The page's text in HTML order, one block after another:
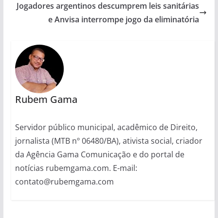
Jogadores argentinos descumprem leis sanitárias
e Anvisa interrompe jogo da eliminatória
Rubem Gama
Servidor público municipal, acadêmico de Direito,
jornalista (MTB nº 06480/BA), ativista social, criador
da Agência Gama Comunicação e do portal de
notícias rubemgama.com. E-mail:
contato@rubemgama.com